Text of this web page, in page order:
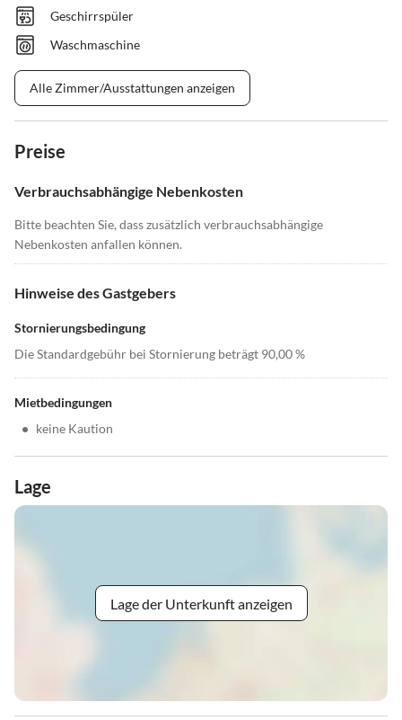
Geschirrspüler
Waschmaschine
Alle Zimmer/Ausstattungen anzeigen
Preise
Verbrauchsabhängige Nebenkosten
Bitte beachten Sie, dass zusätzlich verbrauchsabhängige
Nebenkosten anfallen können.
Hinweise des Gastgebers
Stornierungsbedingung
Die Standardgebühr bei Stornierung beträgt 90,00 %
Mietbedingungen
• keine Kaution
Lage
Lage der Unterkunft anzeigen